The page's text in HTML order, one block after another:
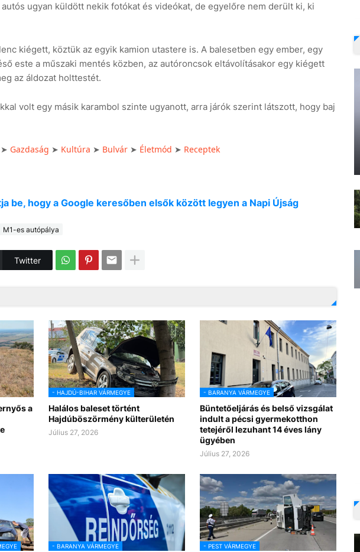
ugyan küldött nekik fotókat és videókat, de egyelőre nem derült ki, ki
kiégett, köztük az egyik kamion utastere is. A balesetben egy ember, egy
este a műszaki mentés közben, az autóroncsok eltávolításakor egy kiégett
az áldozat holttestét.
volt egy másik karambol szinte ugyanott, arra járók szerint látszott, hogy baj
Gazdaság ➤ Kultúra ➤ Bulvár➤ Életmód ➤ Receptek
be, hogy a Google keresőben elsők között legyen a Napi Újság
M1-es autópálya
Twitter
a
- HAJDÚ-BIHAR VÁRMEGYE
Halálos baleset történt
Hajdúböszörmény külterületén
Július 27, 2026
- BARANYA VÁRMEGYE
Büntetőeljárás és belső vizsgálat
indult a pécsi gyermekotthon
tetejéről lezuhant 14 éves lány
ügyében
Július 27, 2026
- BARANYA VÁRMEGYE - PEST VÁRMEGYE